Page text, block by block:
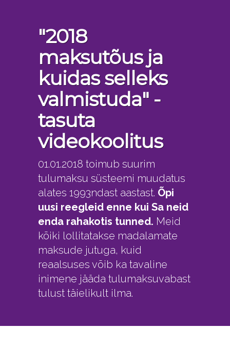
"2018
maksutõus ja
kuidas selleks
valmistuda" -
tasuta
videokoolitus
01.01.2018 toimub suurim
tulumaksu süsteemi muudatus
alates 1993ndast aastast. Õpi
uusi reegleid enne kui Sa neid
enda rahakotis tunned. Meid
kõiki lollitatakse madalamate
maksude jutuga, kuid
reaalsuses võib ka tavaline
inimene jääda tulumaksuvabast
tulust täielikult ilma.